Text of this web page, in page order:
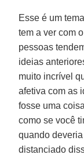
Esse é um
tem a ver com
pessoas
ideias
muito incrível
afetiva com as
fosse uma
como se você
quando
distanciado